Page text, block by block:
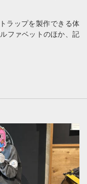
ラップを製作できる体
ファベットのほか、記